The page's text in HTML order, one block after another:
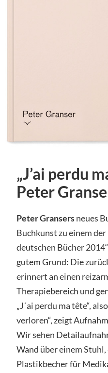
„J’ai perdu
Peter
Peter Gransersneues
Buchkunst zu einem
deutschen Bücher
gutem Grund: Die
erinnert an einen
Therapiebereich und
„J´ai perdu ma tête“,
verloren“, zeigt
Wir sehen
Wand über einem
Plastikbecher für